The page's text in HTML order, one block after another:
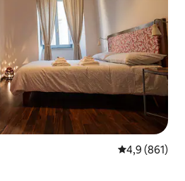
Calificación
4,9 (861)